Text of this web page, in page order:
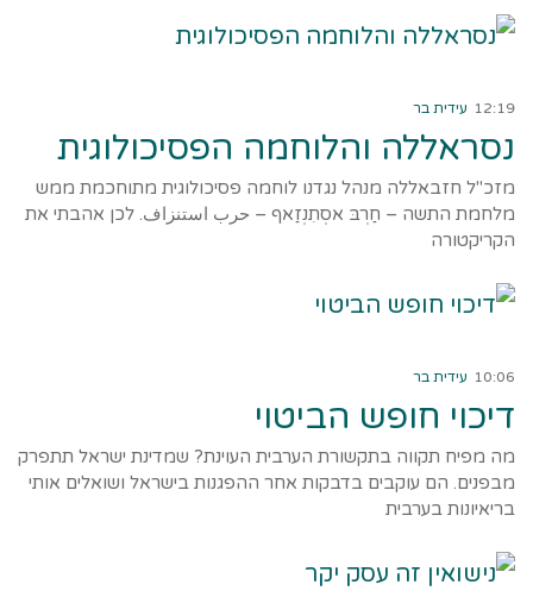
12:19 עידית בר
נסראללה והלוחמה הפסיכולוגית
מזכ"ל חזבאללה מנהל נגדנו לוחמה פסיכולוגית מתוחכמת ממש
מלחמת התשה – חַרְבּ אסְתִנְזַאף – حرب استنزاف. לכן אהבתי את
הקריקטורה
10:06 עידית בר
דיכוי חופש הביטוי
מה מפיח תקווה בתקשורת הערבית העוינת? שמדינת ישראל תתפרק
מבפנים. הם עוקבים בדבקות אחר ההפגנות בישראל ושואלים אותי
בריאיונות בערבית